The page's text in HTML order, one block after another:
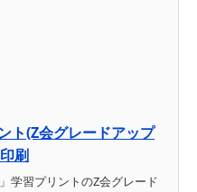
ト(Z会グレードアップ
刷
学習プリントのZ会グレード